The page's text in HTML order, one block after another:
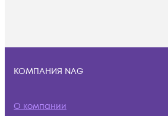
КОМПАНИЯ NAG
О компании